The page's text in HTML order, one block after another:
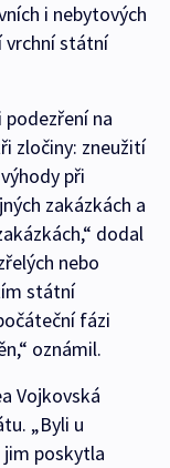
i nebytových
vrchní státní
na
zločiny: zneužití
při
zakázkách a
dodal
nebo
státní
fázi
oznámil.
Vojkovská
„Byli u
jim poskytla